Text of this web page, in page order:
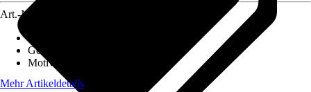
Art.-Nr.
Gewicht
Motivkategorie
Mehr Artikeldetails